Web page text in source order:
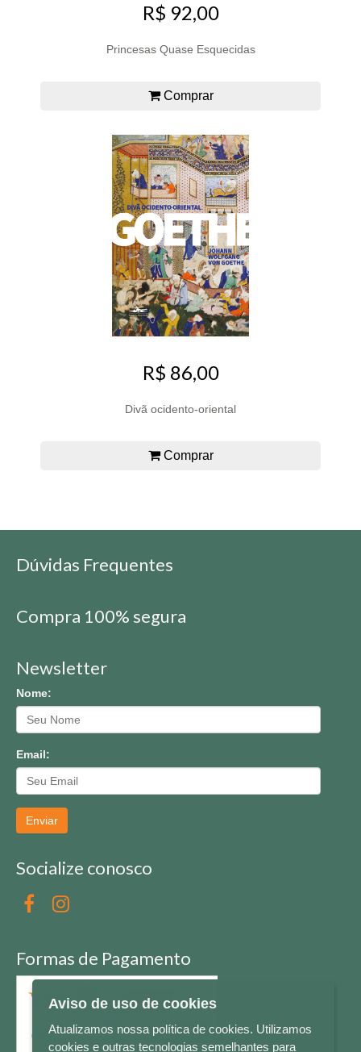
R$ 92,00
Princesas Quase Esquecidas
Comprar
R$ 86,00
Divã ocidento-oriental
Comprar
Dúvidas Frequentes
Compra 100% segura
Newsletter
Nome:
Email:
Enviar
Socialize conosco
Formas de Pagamento
Aviso de uso de cookies
Atualizamos nossa política de cookies. Utilizamos
cookies e outras tecnologias semelhantes para